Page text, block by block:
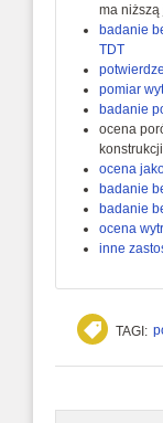
ma
badanie
TDT
pomiar
badanie
ocena
ocena
badanie
badanie
ocena
inne
TAGI: